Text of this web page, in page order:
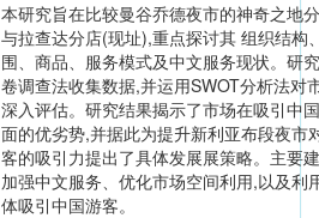
本研究旨在比较曼谷乔德夜市的神奇之地
与拉查达分店(现址),重点探讨其 组织结构
围、商品、服务模式及中文服务现状。研
卷调查法收集数据,并运用SWOT分析法对
深入评估。研究结果揭示了市场在吸引中
面的优劣势,并据此为提升新利亚布段夜市
客的吸引力提出了具体发展展策略。主要
加强中文服务、优化市场空间利用,以及利
体吸引中国游客。